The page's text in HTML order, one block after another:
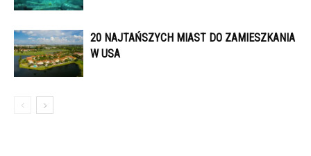
20 NAJTAŃSZYCH MIAST DO ZAMIESZKANIA
W USA